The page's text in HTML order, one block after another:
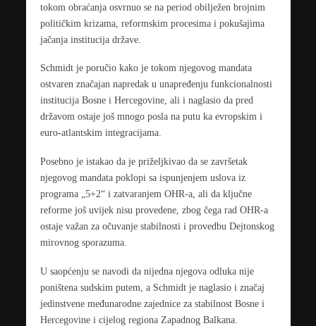
tokom obraćanja osvrnuo se na period obilježen brojnim
političkim krizama, reformskim procesima i pokušajima
jačanja institucija države.
Schmidt je poručio kako je tokom njegovog mandata
ostvaren značajan napredak u unapređenju funkcionalnosti
institucija Bosne i Hercegovine, ali i naglasio da pred
državom ostaje još mnogo posla na putu ka evropskim i
euro-atlantskim integracijama.
Posebno je istakao da je priželjkivao da se završetak
njegovog mandata poklopi sa ispunjenjem uslova iz
programa „5+2“ i zatvaranjem OHR-a, ali da ključne
reforme još uvijek nisu provedene, zbog čega rad OHR-a
ostaje važan za očuvanje stabilnosti i provedbu Dejtonskog
mirovnog sporazuma.
U saopćenju se navodi da nijedna njegova odluka nije
poništena sudskim putem, a Schmidt je naglasio i značaj
jedinstvene međunarodne zajednice za stabilnost Bosne i
Hercegovine i cijelog regiona Zapadnog Balkana.